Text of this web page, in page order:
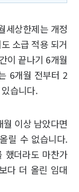
세상한제는 개정
소급 적용 되거
이 끝나기 6개월
6개월 전부터 2
습니다.
이상 남았다면
릴 수 없습니다.
했더라도 마찬가
다 더 올린 임대